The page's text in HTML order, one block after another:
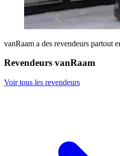
vanRaam a des revendeurs partout
Revendeurs vanRaam
Voir tous les revendeurs